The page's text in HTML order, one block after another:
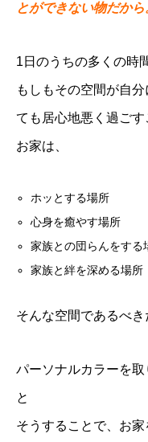
とができない物だから
1日のうちの多くの時
もしもその空間が自
ても居心地悪く過ごす
お家は、
ホッとする場所
心身を癒やす場所
家族との団らんをする
家族と絆を深める場所
そんな空間であるべき
パーソナルカラーを
と
そうすることで、お